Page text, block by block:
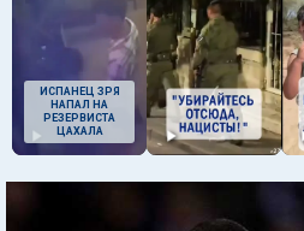
ИСПАНЕЦ ЗРЯ
НАПАЛ НА
РЕЗЕРВИСТА
ЦАХАЛА